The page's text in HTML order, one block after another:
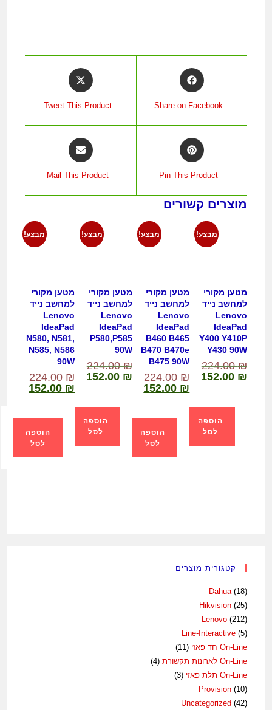
Share on Facebook
Tweet This Product
Pin This Product
Mail This Product
מוצרים קשורים
מבצע!
מטען מקורי
למחשב נייד
Lenovo
IdeaPad
Y400 Y410P
Y430 90W
224.00₪
152.00 ₪
הוספה
לסל
מבצע!
מטען מקורי
למחשב נייד
Lenovo
IdeaPad
B460 B465
B470 B470e
B475 90W
224.00₪
152.00 ₪
הוספה
לסל
מבצע!
מטען מקורי
למחשב נייד
Lenovo
IdeaPad
P580,P585
90W
224.00₪
152.00 ₪
הוספה
לסל
מבצע!
מטען מקורי
למחשב נייד
Lenovo
IdeaPad
N580, N581,
N585, N586
90W
224.00₪
152.00 ₪
הוספה
לסל
קטגורית מוצרים
Dahua (18)
Hikvision (25)
Lenovo (212)
Line-Interactive (5)
On-Line חד פאזי
(11)
On-Line לארונות תקשורת
(4)
On-Line תלת פאזי
(3)
Provision (10)
Uncategorized (42)